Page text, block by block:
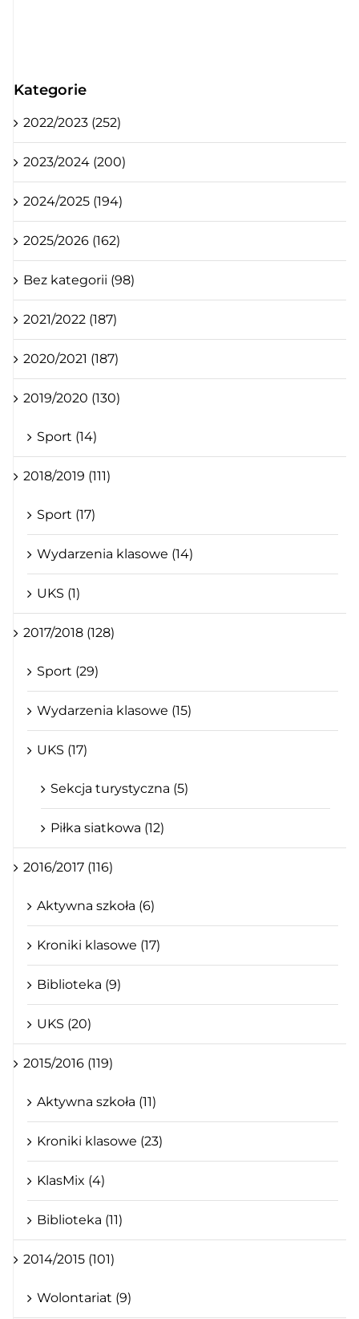
Kategorie
2022/2023 (252)
2023/2024 (200)
2024/2025 (194)
2025/2026 (162)
Bez kategorii (98)
2021/2022 (187)
2020/2021 (187)
2019/2020 (130)
Sport (14)
2018/2019 (111)
Sport (17)
Wydarzenia klasowe (14)
UKS (1)
2017/2018 (128)
Sport (29)
Wydarzenia klasowe (15)
UKS (17)
Sekcja turystyczna (5)
Piłka siatkowa (12)
2016/2017 (116)
Aktywna szkoła (6)
Kroniki klasowe (17)
Biblioteka (9)
UKS (20)
2015/2016 (119)
Aktywna szkoła (11)
Kroniki klasowe (23)
KlasMix (4)
Biblioteka (11)
2014/2015 (101)
Wolontariat (9)